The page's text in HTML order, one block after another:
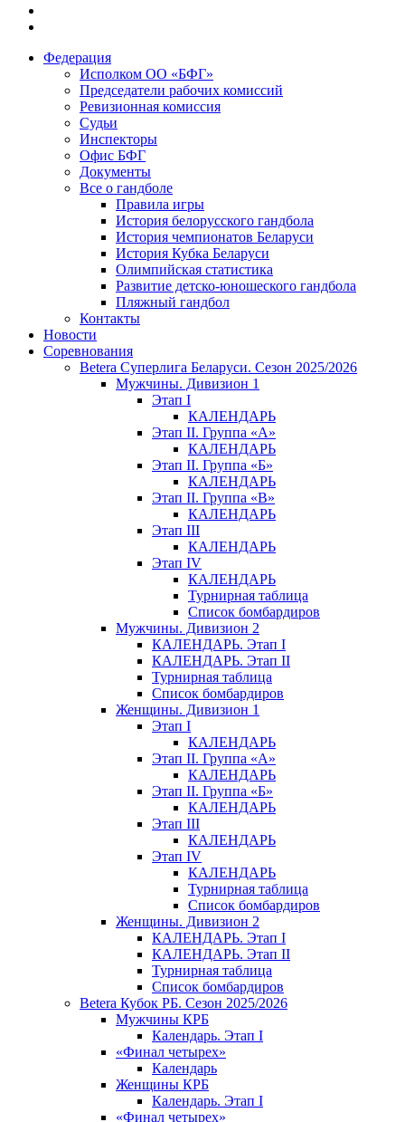
Федерация
Исполком ОО «БФГ»
Председатели рабочих комиссий
Ревизионная комиссия
Судьи
Инспекторы
Офис БФГ
Документы
Все о гандболе
Правила игры
История белорусского гандбола
История чемпионатов Беларуси
История Кубка Беларуси
Олимпийская статистика
Развитие детско-юношеского гандбола
Пляжный гандбол
Контакты
Новости
Соревнования
Betera Суперлига Беларуси. Сезон 2025/2026
Мужчины. Дивизион 1
Этап I
КАЛЕНДАРЬ
Этап II. Группа «А»
КАЛЕНДАРЬ
Этап II. Группа «Б»
КАЛЕНДАРЬ
Этап II. Группа «В»
КАЛЕНДАРЬ
Этап III
КАЛЕНДАРЬ
Этап IV
КАЛЕНДАРЬ
Турнирная таблица
Список бомбардиров
Мужчины. Дивизион 2
КАЛЕНДАРЬ. Этап I
КАЛЕНДАРЬ. Этап II
Турнирная таблица
Список бомбардиров
Женщины. Дивизион 1
Этап I
КАЛЕНДАРЬ
Этап II. Группа «А»
КАЛЕНДАРЬ
Этап II. Группа «Б»
КАЛЕНДАРЬ
Этап III
КАЛЕНДАРЬ
Этап IV
КАЛЕНДАРЬ
Турнирная таблица
Список бомбардиров
Женщины. Дивизион 2
КАЛЕНДАРЬ. Этап I
КАЛЕНДАРЬ. Этап II
Турнирная таблица
Список бомбардиров
Betera Кубок РБ. Сезон 2025/2026
Мужчины КРБ
Календарь. Этап I
«Финал четырех»
Календарь
Женщины КРБ
Календарь. Этап I
«Финал четырех»